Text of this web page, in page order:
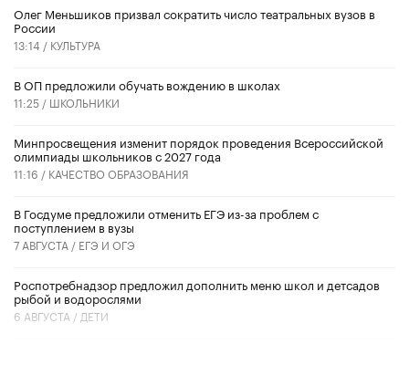
Олег Меньшиков призвал сократить число театральных вузов в
России
13:14 / КУЛЬТУРА
В ОП предложили обучать вождению в школах
11:25 / ШКОЛЬНИКИ
Минпросвещения изменит порядок проведения Всероссийской
олимпиады школьников с 2027 года
11:16 / КАЧЕСТВО ОБРАЗОВАНИЯ
В Госдуме предложили отменить ЕГЭ из-за проблем с
поступлением в вузы
7 АВГУСТА / ЕГЭ И ОГЭ
Роспотребнадзор предложил дополнить меню школ и детсадов
рыбой и водорослями
6 АВГУСТА / ДЕТИ